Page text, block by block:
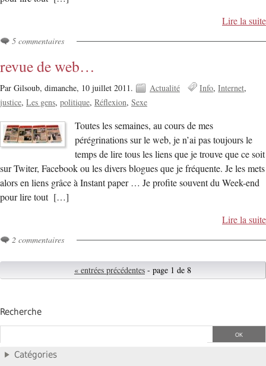
Lire la suite
5 commentaires
revue de web…
Par Gilsoub, dimanche, 10 juillet 2011. Actualité Info Internet
justice Les gens politique Réflexion Sexe
Toutes les semaines, au cours de mes
pérégrinations sur le web, je n’ai pas toujours le
temps de lire tous les liens que je trouve que ce soit
sur Twiter, Facebook ou les divers blogues que je fréquente. Je les mets
alors en liens grâce à Instant paper … Je profite souvent du Week-end
pour lire tout […]
Lire la suite
2 commentaires
« entrées précédentes - page 1 de 8
Recherche
Catégories